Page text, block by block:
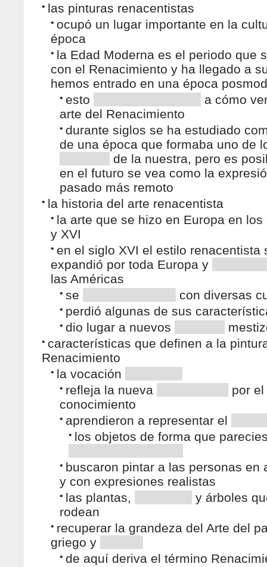
• las pinturas renacentistas
• ocupó un lugar importante en la
época
• la Edad Moderna es el periodo que
con el Renacimiento y ha llegado a
hemos entrado en una época
• esto
a cómo
arte del Renacimiento
• durante siglos se ha estudiado
de una época que formaba uno de
de la nuestra, pero es
en el futuro se vea como la
pasado más remoto
• la historia del arte renacentista
• la arte que se hizo en Europa en
y XVI
• en el siglo XVI el estilo renacentista
expandió por toda Europa y
las Américas
• se con diversas
• perdió algunas de sus
• dio lugar a nuevos
• características que definen a la
Renacimiento
• la vocación
• refleja la nueva
por el
conocimiento
• aprendieron a representar el
• los objetos de forma que
• buscaron pintar a las personas en
y con expresiones realistas
• las plantas,
y árboles
rodean
• recuperar la grandeza del Arte del
griego y
• de aquí deriva el término